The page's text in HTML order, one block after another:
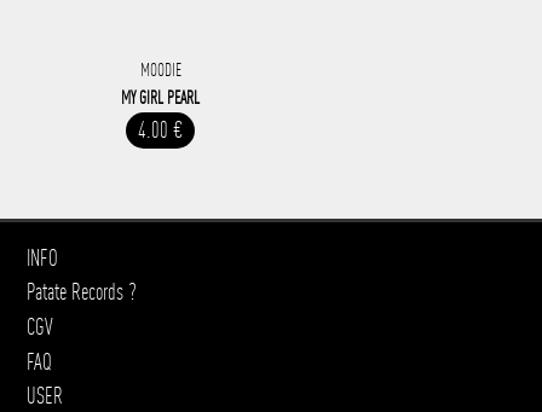
MOODIE
MY GIRL PEARL
4.00 €
INFO
Patate Records ?
CGV
FAQ
USER